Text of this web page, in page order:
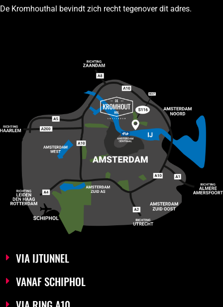
De Kromhouthal bevindt zich recht tegenover dit adres.
VIA IJTUNNEL
VANAF SCHIPHOL